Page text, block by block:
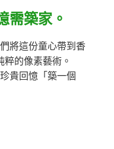
需築家。
將這份童心帶到香
的像素藝術。
貴回憶「築一個